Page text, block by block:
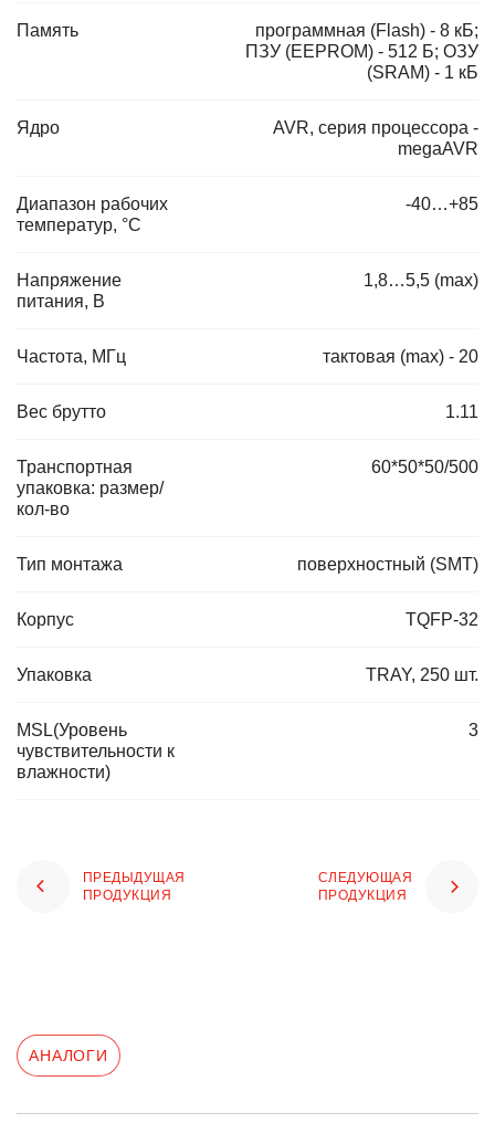
Память
программная (Flash) - 8 кБ;
ПЗУ (EEPROM) - 512 Б; ОЗУ
(SRAM) - 1 кБ
Ядро
AVR, серия процессора -
megaAVR
Диапазон рабочих
температур, °C
-40…+85
Напряжение
питания, В
1,8…5,5 (max)
Частота, МГц тактовая (max) - 20
Вес брутто 1.11
Транспортная
упаковка: размер/
кол-во
60*50*50/500
Тип монтажа поверхностный (SMT)
Корпус TQFP-32
Упаковка TRAY, 250 шт.
MSL(Уровень
чувствительности к
влажности)
3
ПРЕДЫДУЩАЯ
ПРОДУКЦИЯ
СЛЕДУЮЩАЯ
ПРОДУКЦИЯ
АНАЛОГИ